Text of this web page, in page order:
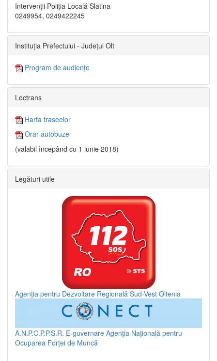
Intervenții Poliția Locală Slatina
0249954, 0249422245
Instituția Prefectului - Județul Olt
Program de audiențe
Loctrans
Harta traseelor
Orar autobuze
(valabil începând cu 1 iunie 2018)
Legături utile
Agenția pentru Dezvoltare Regională Sud-Vest Oltenia
A.N.P.C.P.P.S.R. E-guvernare Agenția Națională pentru
Ocuparea Forței de Muncă